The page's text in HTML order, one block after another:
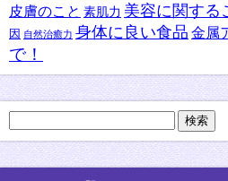
皮膚のこと 素肌力 美容に関する
因 自然治癒力 身体に良い食品 金属
で！
索: